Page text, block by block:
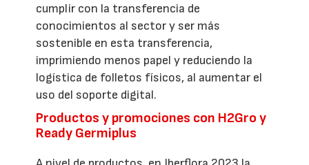
cumplir con la transferencia de
conocimientos al sector y ser más
sostenible en esta transferencia,
imprimiendo menos papel y reduciendo la
logística de folletos físicos, al aumentar el
uso del soporte digital.
Productos y promociones con H2Gro y
Ready Germiplus